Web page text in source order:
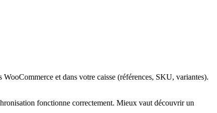
et dans votre caisse (références, SKU, variantes).
fonctionne correctement. Mieux vaut découvrir un